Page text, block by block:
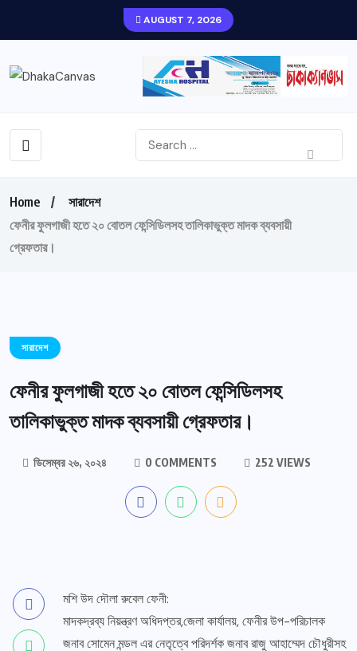
AUGUST 7, 2026
Home
সারাদেশ
ফেনীর ফুলগাজী হতে ২০ বোতল ফেন্সিডিলসহ তালিকাভুক্ত মাদক ব্যবসায়ী
গ্রেফতার।
সারাদেশ
ফেনীর ফুলগাজী হতে ২০ বোতল ফেন্সিডিলসহ
তালিকাভুক্ত মাদক ব্যবসায়ী গ্রেফতার।
ডিসেম্বর ২৬, ২০২৪ 0 COMMENTS 252 VIEWS
মশি উদ দৌলা রুবেল ফেনী:
মাদকদ্রব্য নিয়ন্ত্রণ অধিদপ্তর,জেলা কার্যালয়, ফেনীর উপ-পরিচালক
জনাব সোমেন মন্ডল এর নেতৃত্বে পরিদর্শক জনাব রাজু আহাম্মেদ চৌধুরীসহ